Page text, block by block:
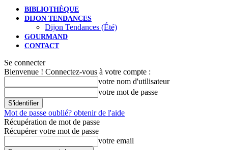
BIBLIOTHÈQUE
DIJON TENDANCES
Dijon Tendances (Été)
GOURMAND
CONTACT
Se connecter
Bienvenue ! Connectez-vous à votre compte :
votre nom d'utilisateur
votre mot de passe
Mot de passe oublié? obtenir de l'aide
Récupération de mot de passe
Récupérer votre mot de passe
votre email